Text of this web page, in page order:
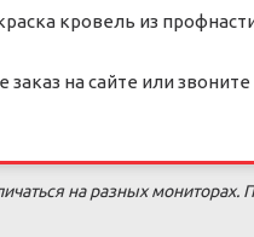
кровель из
заказ на сайте или
на разных мониторах.